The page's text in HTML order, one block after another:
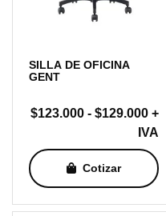
SILLA DE OFICINA
GENT
$123.000 - $129.000
de
+
IVA
Cotizar